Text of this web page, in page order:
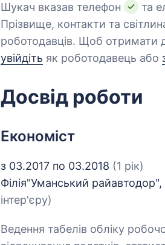
Шукач вказав телефон
та
Прізвище, контакти та
роботодавців. Щоб отримати
увійдіть як роботодавець або
Досвід роботи
Економіст
з 03.2017 по 03.2018 (1 рік)
Філія"Уманський
інтер'єру)
Ведення табелів обліку